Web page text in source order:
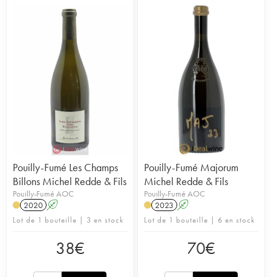
Pouilly-Fumé Les Champs
Billons Michel Redde & Fils
Pouilly-Fumé AOC
2020 A
Lot de 1 bouteille | 3 en stock
38€
Pouilly-Fumé Majorum
Michel Redde & Fils
Pouilly-Fumé AOC
2023 A
Lot de 1 bouteille | 6 en stock
70€